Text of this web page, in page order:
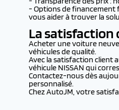
- Options de financement
vous aider à trouver la
La satisfaction
Acheter une voiture
véhicules de qualité.
Avec la satisfaction client
véhicule NISSAN qui
Contactez-nous dès
personnalisé.
Chez AutoJM, votre